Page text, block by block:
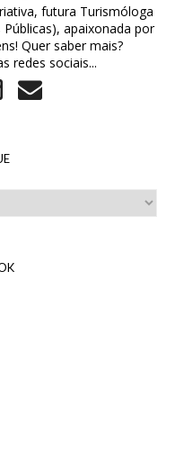
futura Turismóloga
apaixonada por
Quer saber mais?
redes sociais...